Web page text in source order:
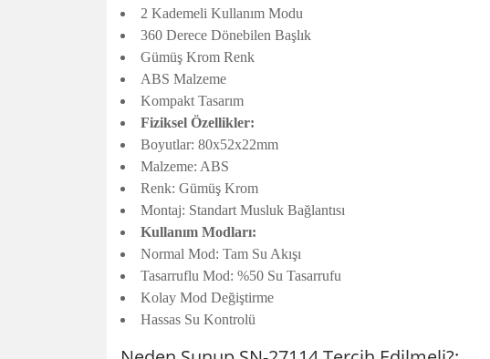
2 Kademeli Kullanım Modu
360 Derece Dönebilen Başlık
Gümüş Krom Renk
ABS Malzeme
Kompakt Tasarım
Fiziksel Özellikler:
Boyutlar: 80x52x22mm
Malzeme: ABS
Renk: Gümüş Krom
Montaj: Standart Musluk Bağlantısı
Kullanım Modları:
Normal Mod: Tam Su Akışı
Tasarruflu Mod: %50 Su Tasarrufu
Kolay Mod Değiştirme
Hassas Su Kontrolü